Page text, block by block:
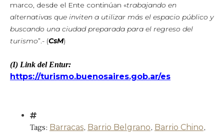
marco, desde el Ente continúan «trabajando en
alternativas que inviten a utilizar más el espacio público y
buscando una ciudad preparada para el regreso del
turismo”.- (CsM)
(I) Link del Entur:
https://turismo.buenosaires.gob.ar/es
Tags: Barracas, Barrio Belgrano, Barrio Chino,